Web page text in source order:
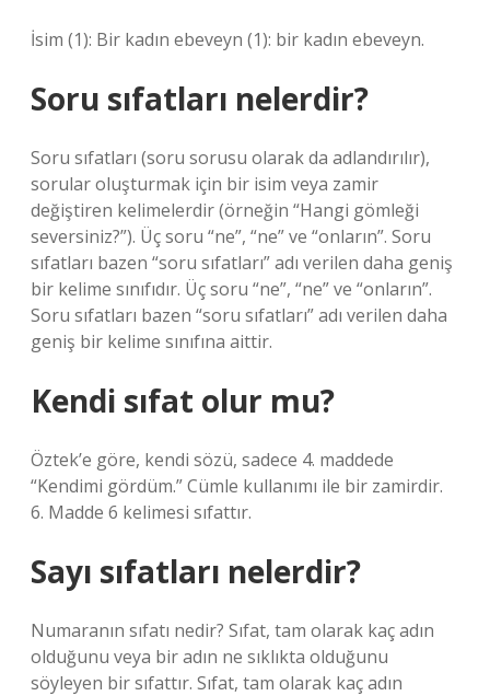
İsim (1): Bir kadın ebeveyn (1): bir kadın ebeveyn.
Soru sıfatları nelerdir?
Soru sıfatları (soru sorusu olarak da adlandırılır),
sorular oluşturmak için bir isim veya zamir
değiştiren kelimelerdir (örneğin “Hangi gömleği
seversiniz?”). Üç soru “ne”, “ne” ve “onların”. Soru
sıfatları bazen “soru sıfatları” adı verilen daha geniş
bir kelime sınıfıdır. Üç soru “ne”, “ne” ve “onların”.
Soru sıfatları bazen “soru sıfatları” adı verilen daha
geniş bir kelime sınıfına aittir.
Kendi sıfat olur mu?
Öztek’e göre, kendi sözü, sadece 4. maddede
“Kendimi gördüm.” Cümle kullanımı ile bir zamirdir.
6. Madde 6 kelimesi sıfattır.
Sayı sıfatları nelerdir?
Numaranın sıfatı nedir? Sıfat, tam olarak kaç adın
olduğunu veya bir adın ne sıklıkta olduğunu
söyleyen bir sıfattır. Sıfat, tam olarak kaç adın